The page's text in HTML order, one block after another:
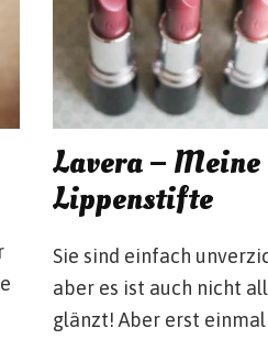
Lavera –
Lippenstifte
Sie sind einfach
aber es ist auch nicht
glänzt! Aber erst